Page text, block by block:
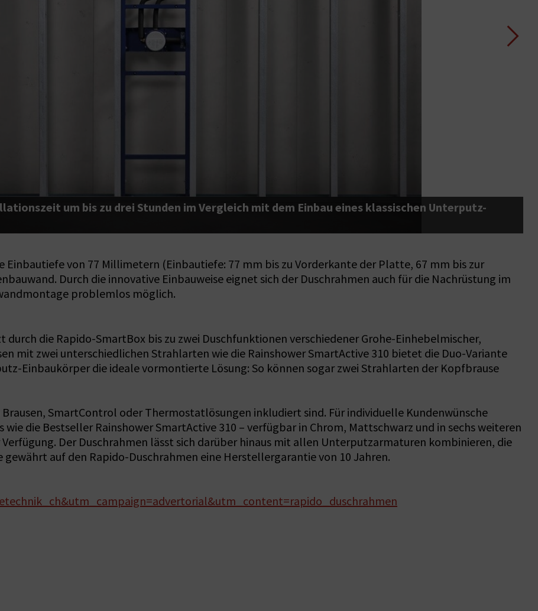
um bis zu drei Stunden im Vergleich mit dem Einbau eines klassischen Unterputz-
Einbautiefe von 77 Millimetern (Einbautiefe: 77 mm bis zu Vorderkante der Platte, 67 mm bis zur
Durch die innovative Einbauweise eignet sich der Duschrahmen auch für die Nachrüstung im
problemlos möglich.
die Rapido-SmartBox bis zu zwei Duschfunktionen verschiedener Grohe-Einhebelmischer,
mit zwei unterschiedlichen Strahlarten wie die Rainshower SmartActive 310 bietet die Duo-Variante
Einbaukörper die ideale vormontierte Lösung: So können sogar zwei Strahlarten der Kopfbrause
SmartControl oder Thermostatlösungen inkludiert sind. Für individuelle Kundenwünsche
die Bestseller Rainshower SmartActive 310 – verfügbar in Chrom, Mattschwarz und in sechs weiteren
Der Duschrahmen lässt sich darüber hinaus mit allen Unterputzarmaturen kombinieren, die
auf den Rapido-Duschrahmen eine Herstellergarantie von 10 Jahren.